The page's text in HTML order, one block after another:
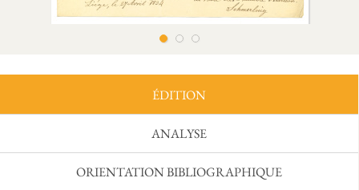
ÉDITION
ANALYSE
ORIENTATION BIBLIOGRAPHIQUE